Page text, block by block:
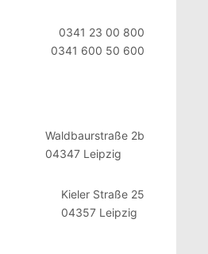
0341 23 00 800
0341 600 50 600
Waldbaurstraße 2b
04347 Leipzig
Kieler Straße 25
04357 Leipzig